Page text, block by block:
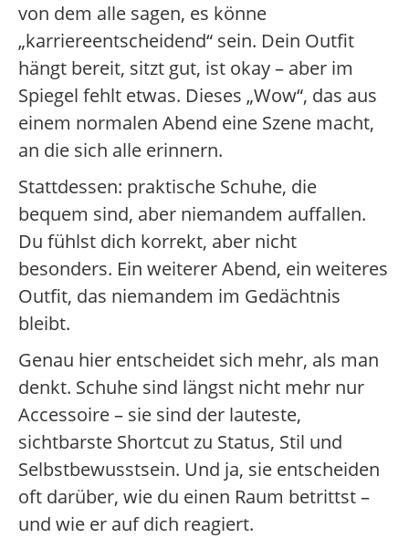
von dem alle sagen, es könne
„karriereentscheidend“ sein. Dein Outfit
hängt bereit, sitzt gut, ist okay – aber im
Spiegel fehlt etwas. Dieses „Wow“, das aus
einem normalen Abend eine Szene macht,
an die sich alle erinnern.
Stattdessen: praktische Schuhe, die
bequem sind, aber niemandem auffallen.
Du fühlst dich korrekt, aber nicht
besonders. Ein weiterer Abend, ein weiteres
Outfit, das niemandem im Gedächtnis
bleibt.
Genau hier entscheidet sich mehr, als man
denkt. Schuhe sind längst nicht mehr nur
Accessoire – sie sind der lauteste,
sichtbarste Shortcut zu Status, Stil und
Selbstbewusstsein. Und ja, sie entscheiden
oft darüber, wie du einen Raum betrittst –
und wie er auf dich reagiert.